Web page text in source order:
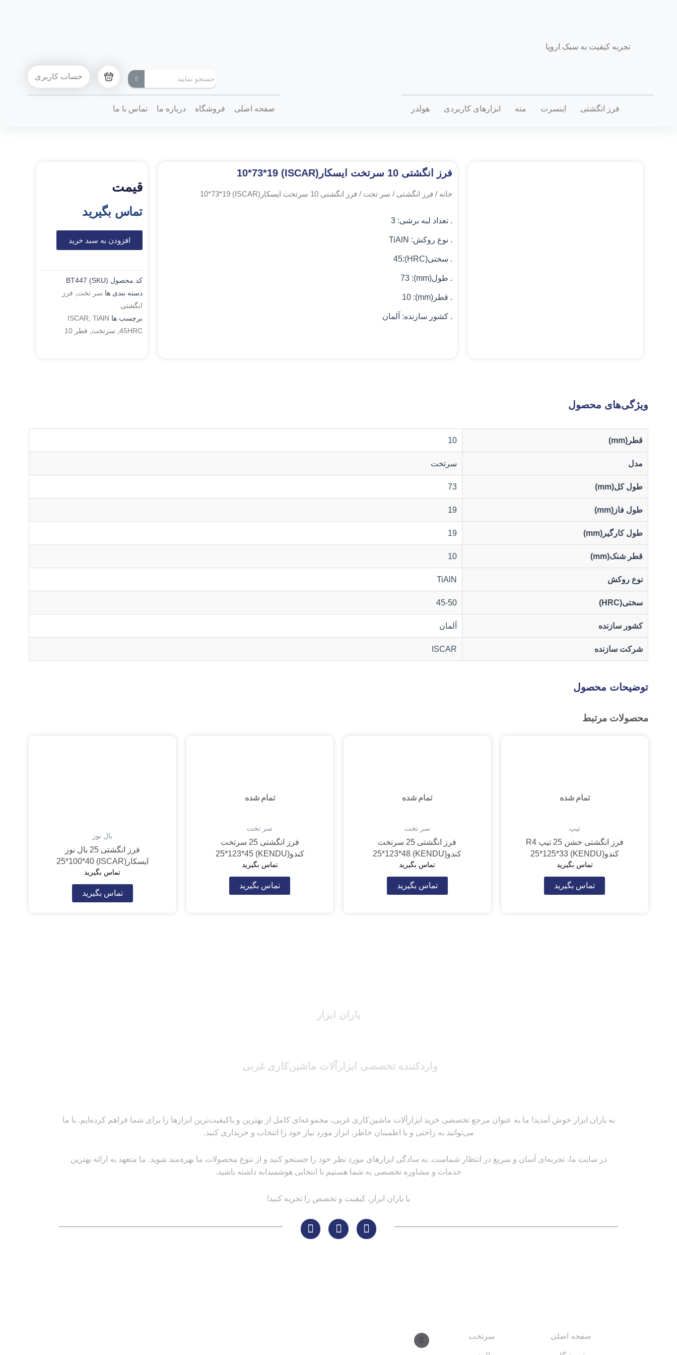
تجربه کیفیت به سبک اروپا
فرز انگشتی اینسرت مته ابزارهای کاربردی هولدر
حساب کاربری
صفحه اصلی فروشگاه درباره ما تماس با ما
فرز انگشتی 10 سرتخت ایسکار(ISCAR) 10*73*19
خانه / فرز انگشتی / سر تخت / فرز انگشتی 10 سرتخت ایسکار(ISCAR) 10*73*19
. تعداد لبه برشی: 3
. نوع روکش: TiAlN
. سختی(HRC):45
. طول(mm): 73
. قطر(mm): 10
. کشور سازنده: آلمان
قیمت
تماس بگیرید
افزودن به سبد خرید
کد محصول (SKU)
BT447
دسته بندی ها سر تخت
فرز
انگشتی
برچسب ها
ISCAR TiAlN
45HRC سرتخت قطر 10
ویژگی‌های محصول
قطر(mm) 10
مدل سرتخت
طول کل(mm) 73
طول فاز(mm) 19
طول کارگیر(mm) 19
قطر شنک(mm) 10
نوع روکش TiAlN
سختی(HRC) 45-50
کشور سازنده آلمان
شرکت سازنده ISCAR
توضیحات محصول
محصولات مرتبط
تمام شده
تیپ
فرز انگشتی خشن 25 تیپ R4
کندو(KENDU) 25*125*33
تماس بگیرید
تماس بگیرید
تمام شده
سر تخت
فرز انگشتی 25 سرتخت
کندو(KENDU) 25*123*48
تماس بگیرید
تماس بگیرید
تمام شده
سر تخت
فرز انگشتی 25 سرتخت
کندو(KENDU) 25*123*45
تماس بگیرید
تماس بگیرید
بال نوز
فرز انگشتی 25 بال نوز
ایسکار(ISCAR) 25*100*40
تماس بگیرید
تماس بگیرید
باران ابزار
واردکننده تخصصی ابزارآلات ماشین‌کاری غربی
به باران ابزار خوش آمدید! ما به عنوان مرجع تخصصی خرید ابزارآلات ماشین‌کاری غربی، مجموعه‌ای کامل از بهترین و باکیفیت‌ترین ابزارها را برای شما فراهم کرده‌ایم. با ما
می‌توانید به راحتی و با اطمینان خاطر، ابزار مورد نیاز خود را انتخاب و خریداری کنید.
در سایت ما، تجربه‌ای آسان و سریع در انتظار شماست. به سادگی ابزارهای مورد نظر خود را جستجو کنید و از تنوع محصولات ما بهره‌مند شوید. ما متعهد به ارائه بهترین
خدمات و مشاوره تخصصی به شما هستیم تا انتخابی هوشمندانه داشته باشید.
با باران ابزار، کیفیت و تخصص را تجربه کنید!
صفحه اصلی سرتخت